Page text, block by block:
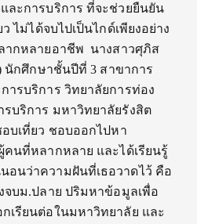
ละการบริการ ที่จะช่วยยืนยัน
ว ไม่ได้จบไปเป็นไกด์เพียงอย่าง
ากหลายอาชีพ นางสาวศุภิส
นักศึกษาชั้นปีที่ 3 สาขาการ
ารบริการ วิทยาลัยการท่อง
บริการ มหาวิทยาลัยรังสิต
อบเที่ยว ชอบออกไปหา
นที่หลากหลาย และได้เรียนรู้
นว่าความฝันที่เธอวาดไว้ คือ
จบม.ปลาย ปริมหาข้อมูลเพื่อ
เรียนต่อในมหาวิทยาลัย และ